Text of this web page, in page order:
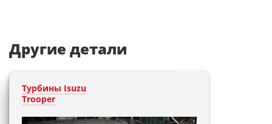
Другие детали
Турбины Isuzu
Trooper